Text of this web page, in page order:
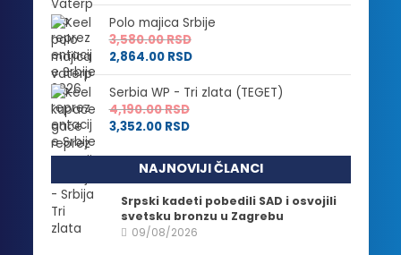
Polo majica Srbije
3,580.00RSD
2,864.00 RSD
Serbia WP - Tri zlata (TEGET)
4,190.00RSD
3,352.00 RSD
NAJNOVIJI ČLANCI
Srpski kadeti pobedili SAD i osvojili
svetsku bronzu u Zagrebu
09/08/2026